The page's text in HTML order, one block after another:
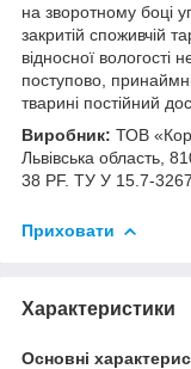
на зворотному боці
закритій споживчій
відносної вологості
поступово,
тварині постійний
Виробник: ТОВ
Львівська область,
38 PF. ТУ У 15.7-
Приховати
Характеристики
Основні